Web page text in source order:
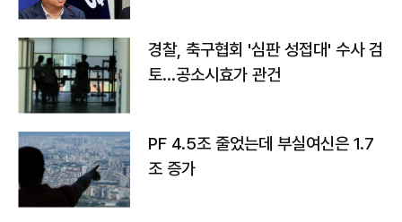
경찰, 축구협회 '심판 성접대' 수사 검
토…공소시효가 관건
PF 4.5조 줄었는데 부실여신은 1.7
조 증가